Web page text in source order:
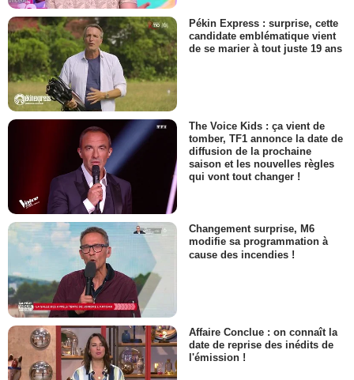
Pékin Express : surprise, cette
candidate emblématique vient
de se marier à tout juste 19 ans
The Voice Kids : ça vient de
tomber, TF1 annonce la date de
diffusion de la prochaine
saison et les nouvelles règles
qui vont tout changer !
Changement surprise, M6
modifie sa programmation à
cause des incendies !
Affaire Conclue : on connaît la
date de reprise des inédits de
l'émission !